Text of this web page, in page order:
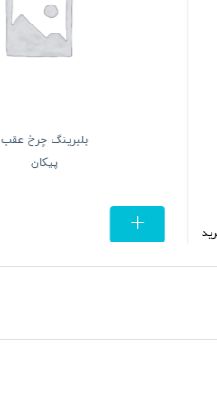
بلبرینگ چرخ عقب
پیکان